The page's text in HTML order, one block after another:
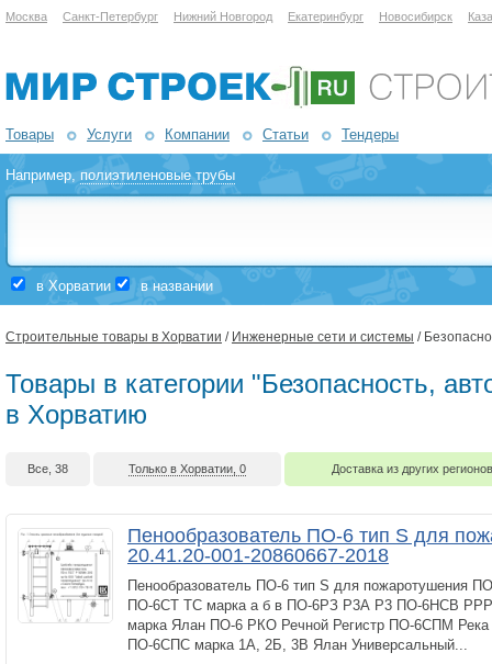
Москва Санкт-Петербург Нижний Новгород Екатеринбург Новосибирск
Товары Услуги Компании Статьи Тендеры
Например,полиэтиленовые трубы
в Хорватии в названии
Строительные товары в Хорватии / Инженерные сети и системы /
Товары в категории "Безопасность,
в Хорватию
Все, 38 Только в Хорватии, 0 Доставка из других
Пенообразователь ПО-6 тип S для
20.41.20-001-20860667-2018
Пенообразователь ПО-6 тип S для пожаротушения
ПО-6СТ ТС марка а б в ПО-6РЗ Р3А P3 ПО-6НСВ
марка Ялан ПО-6 РКО Речной Регистр ПО-6СПМ
ПО-6СПС марка 1А, 2Б, 3В Ялан Универсальный...